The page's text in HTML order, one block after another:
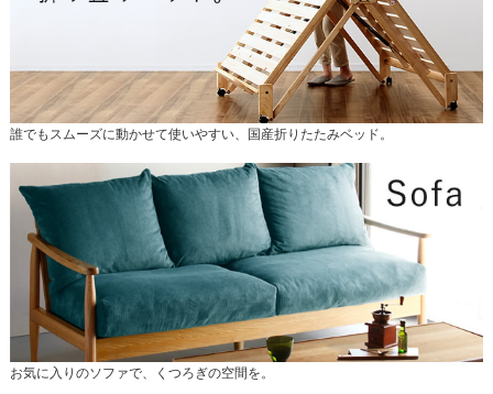
誰でもスムーズに動かせて使いやすい、国産折りたたみベッド。
お気に入りのソファで、くつろぎの空間を。